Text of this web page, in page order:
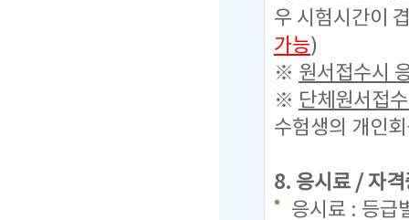
우 시험시간이
가능)
※ 원서접수시
※ 단체원서접
수험생의 개인
8. 응시료 / 자
응시료 : 등급